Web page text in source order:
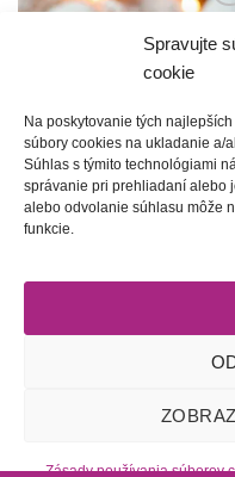
Spravujte
cookie
Na poskytovanie tých
súbory cookies na ukladanie a/
Súhlas s týmito technológiami
správanie pri prehliadaní alebo
alebo odvolanie súhlasu môže
funkcie.
Zásady používania súborov
si prosím
Láska | šitý medeno-modrý
Reklamačný
(EÚ) l2009 - 2026 ©